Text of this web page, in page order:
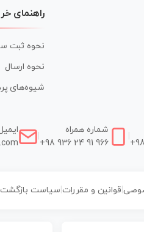
راهنمای
نحوه ثبت
نحوه ارسال
شیوه‌های
شماره همراه
+98 936 24 91 966
| قوانین و مقررات سیاست بازگشت